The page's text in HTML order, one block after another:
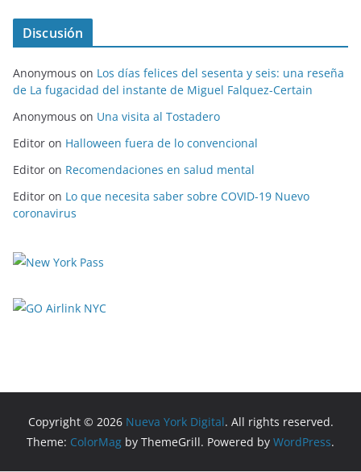
Discusión
Anonymous on Los días felices del sesenta y seis: una reseña
de La fugacidad del instante de Miguel Falquez-Certain
Anonymous on Una visita al Tostadero
Editor on Halloween fuera de lo convencional
Editor on Recomendaciones en salud mental
Editor on Lo que necesita saber sobre COVID-19 Nuevo
coronavirus
Copyright © 2026 Nueva York Digital. All rights reserved.
Theme: ColorMag by ThemeGrill. Powered by WordPress.